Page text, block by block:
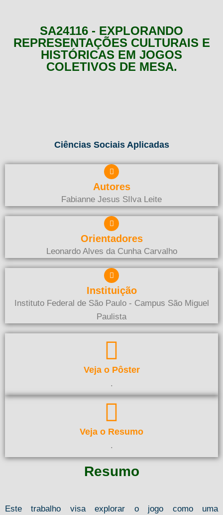
SA24116 - EXPLORANDO
REPRESENTAÇÕES CULTURAIS E
HISTÓRICAS EM JOGOS
COLETIVOS DE MESA.
Ciências Sociais Aplicadas
Autores
Fabianne Jesus SIlva Leite
Orientadores
Leonardo Alves da Cunha Carvalho
Instituição
Instituto Federal de São Paulo - Campus São Miguel
Paulista
Veja o Pôster
.
Veja o Resumo
.
Resumo
Este trabalho visa explorar o jogo como uma